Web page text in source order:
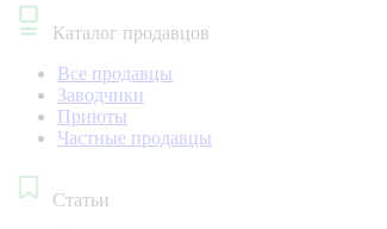
Каталог продавцов
Все продавцы
Заводчики
Приюты
Частные продавцы
Статьи